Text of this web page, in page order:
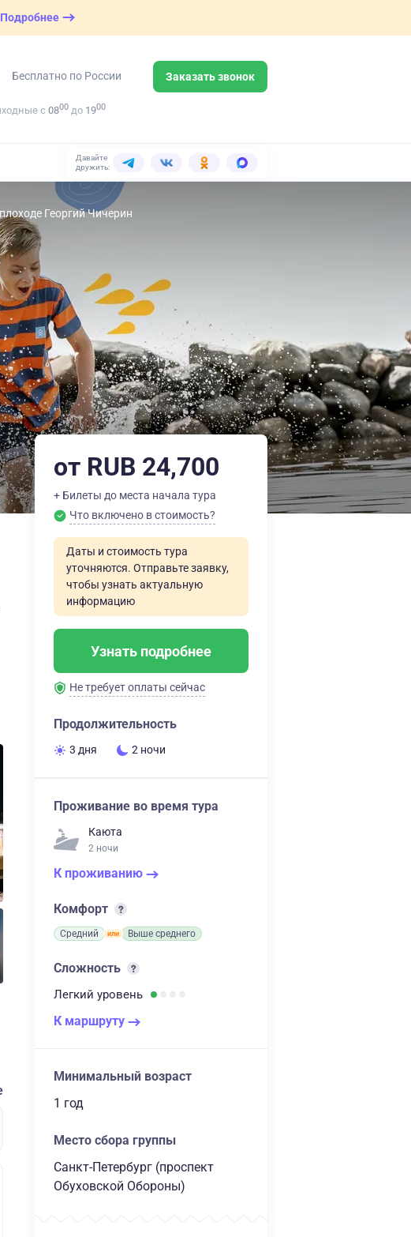
Подробнее
Бесплатно по России Заказать звонок
с 0800 до 1900
Давайте
дружить:
Георгий Чичерин
от RUB 24,700
+ Билеты до места начала тура
Что включено в стоимость?
Даты и стоимость тура
уточняются. Отправьте заявку,
чтобы узнать актуальную
информацию
Узнать подробнее
Не требует оплаты сейчас
Продолжительность
3 дня 2 ночи
Проживание во время тура
Каюта
2 ночи
К проживанию
Комфорт
Средний Выше среднего
Сложность
Легкий уровень
К маршруту
Минимальный возраст
1 год
Место сбора группы
Санкт-Петербург (проспект
Обуховской Обороны)